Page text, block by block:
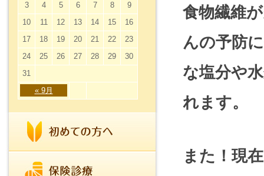
« 9月
3
4 5 6 7 8
9
10
11 12 13 14 15
16
17
18 19 20 21 22
23
24
25 26 27 28 29
30
31
食物繊維
んの予防
な塩分や
れます。
また！現